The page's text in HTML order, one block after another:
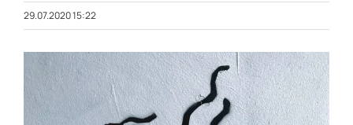
29.07.2020 15:22
Katso
kuvaa